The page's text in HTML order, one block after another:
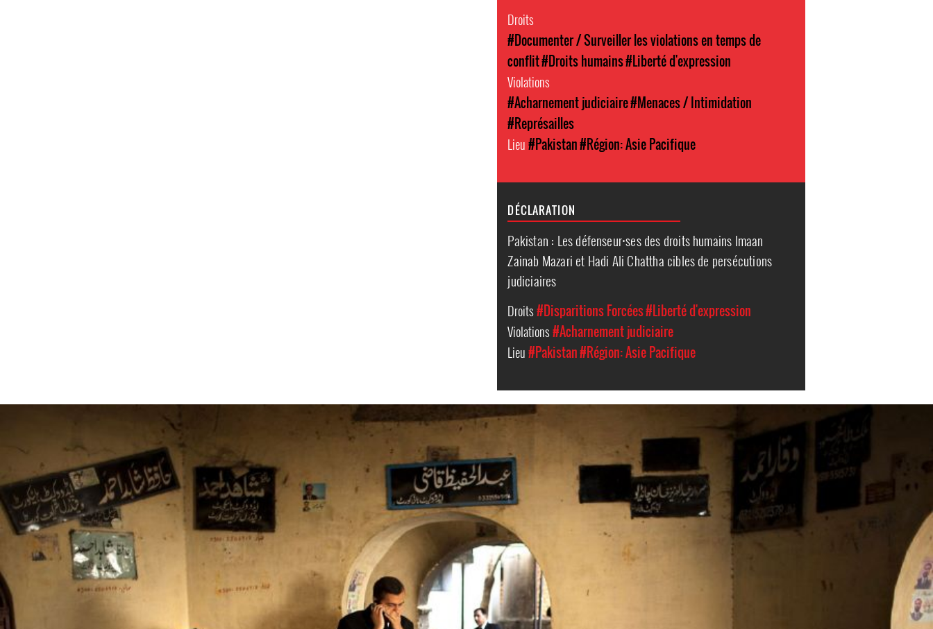
Droits
#Documenter / Surveiller les violations en temps de
conflit#Droits humains#Liberté d'expression
Violations
#Acharnement judiciaire#Menaces / Intimidation
#Représailles
Lieu#Pakistan#Région: Asie Pacifique
DÉCLARATION
Pakistan : Les défenseur⸱ses des droits humains Imaan
Zainab Mazari et Hadi Ali Chattha cibles de persécutions
judiciaires
Droits#Disparitions Forcées#Liberté d'expression
Violations#Acharnement judiciaire
Lieu#Pakistan#Région: Asie Pacifique
#Pakistan.jpg